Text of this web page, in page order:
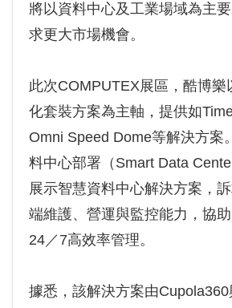
將以資料中心及工業場域為主
求更大市場機會。
此次COMPUTEX展區，酷博樂
化套裝方案為主軸，提供如
Omni Speed Dome等解決方案
料中心部署（Smart Data
展示智慧資料中心解決方案，
端維護、營運與監控能力，協
24／7高效率管理。
據悉，該解決方案由